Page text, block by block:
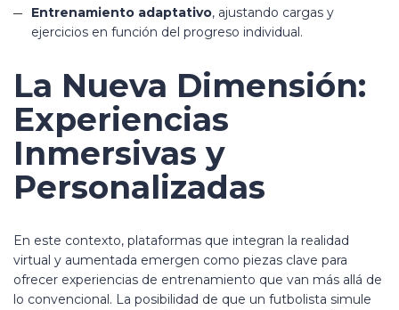
Entrenamiento adaptativo, ajustando cargas y
ejercicios en función del progreso individual.
La Nueva Dimensión:
Experiencias
Inmersivas y
Personalizadas
En este contexto, plataformas que integran la realidad
virtual y aumentada emergen como piezas clave para
ofrecer experiencias de entrenamiento que van más allá de
lo convencional. La posibilidad de que un futbolista simule